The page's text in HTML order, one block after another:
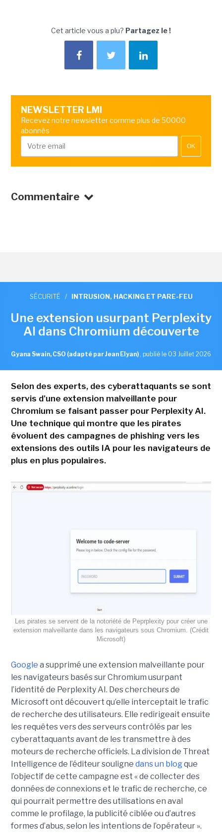
Cet article vous a plu? Partagez le !
NEWSLETTER LMI
Recevez notre newsletter comme plus de 50000
abonnés
OK
Commentaire
SÉCURITÉ / INTRUSION, HACKING ET PARE-FEU
Une extension usurpant Perplexity
AI dans Chromium découverte
Gyana Swain, CSO (adapté par Jean Elyan) , publié le 03 Juillet 2026
Selon des experts, des cyberattaquants se sont
servis d'une extension malveillante pour
Chromium se faisant passer pour Perplexity AI.
Une technique qui montre que les pirates
évoluent des campagnes de phishing vers les
extensions des outils IA pour les navigateurs de
plus en plus populaires.
Les pirates se servent de la notoriété de Peprplexity pour créer une
extension malveillante dans les navigateurs sous Chromium. (Crédit
Microsoft)
Google a supprimé une extension malveillante pour
les navigateurs basés sur Chromium usurpant
l’identité de Perplexity AI. Des chercheurs de
Microsoft ont découvert qu’elle interceptait le trafic
de recherche des utilisateurs. Elle redirigeait ensuite
les requêtes vers des serveurs contrôlés par les
cyberattaquants avant de les transmettre à des
moteurs de recherche officiels. La division de Threat
Intelligence de l’éditeur souligne dans un blogque
l’objectif de cette campagne est « de collecter des
données de connexions et le trafic de recherche, ce
qui pourrait permettre des utilisations en aval
comme le profilage, la publicité ciblée ou d’autres
formes d’abus, selon les intentions de l’opérateur ».